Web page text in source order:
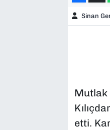
Sinan
Mutlak
etti.